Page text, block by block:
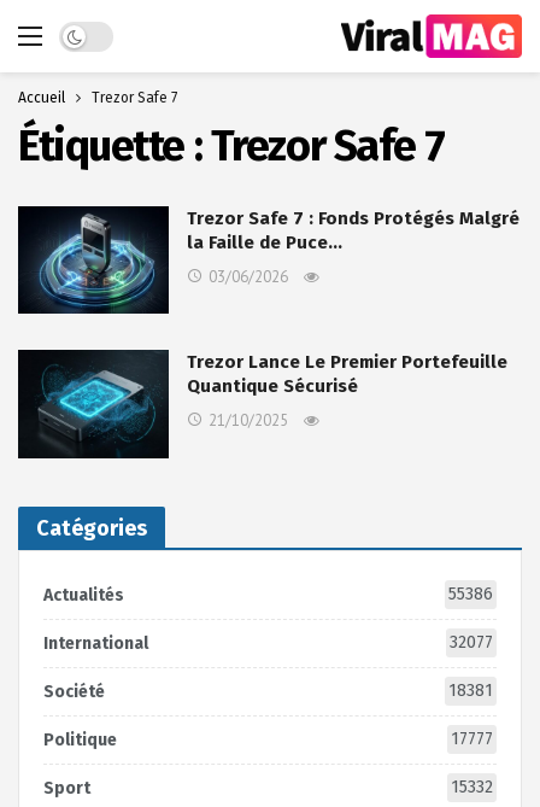
Dark mode
Accueil Trezor Safe 7
Étiquette :Trezor Safe 7
Trezor Safe 7 : Fonds Protégés Malgré
la Faille de Puce…
03/06/2026
Trezor Lance Le Premier Portefeuille
Quantique Sécurisé
21/10/2025
Catégories
Actualités 55386
International 32077
Société 18381
Politique 17777
Sport 15332